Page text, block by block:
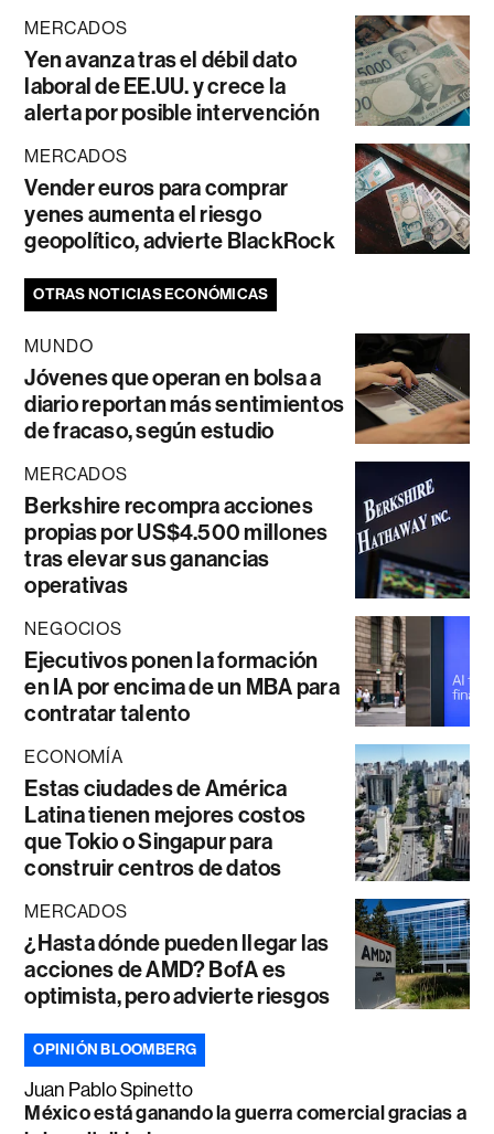
MERCADOS
Yen avanza tras el débil dato
laboral de EE.UU. y crece la
alerta por posible intervención
MERCADOS
Vender euros para comprar
yenes aumenta el riesgo
geopolítico, advierte BlackRock
OTRAS NOTICIAS ECONÓMICAS
MUNDO
Jóvenes que operan en bolsa a
diario reportan más sentimientos
de fracaso, según estudio
MERCADOS
Berkshire recompra acciones
propias por US$4.500 millones
tras elevar sus ganancias
operativas
NEGOCIOS
Ejecutivos ponen la formación
en IA por encima de un MBA para
contratar talento
ECONOMÍA
Estas ciudades de América
Latina tienen mejores costos
que Tokio o Singapur para
construir centros de datos
MERCADOS
¿Hasta dónde pueden llegar las
acciones de AMD? BofA es
optimista, pero advierte riesgos
OPINIÓN BLOOMBERG
Juan Pablo Spinetto
México está ganando la guerra comercial gracias a